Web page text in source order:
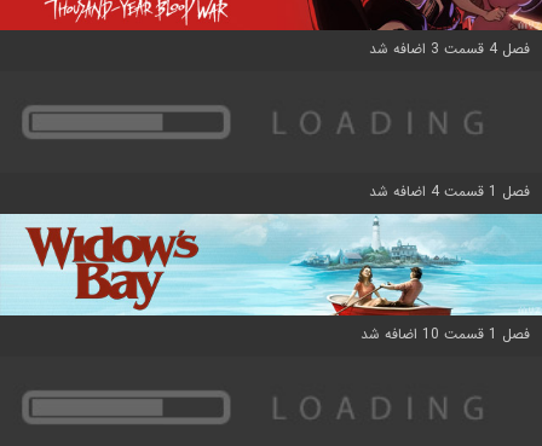
فصل 4 قسمت 3 اضافه شد
فصل 1 قسمت 4 اضافه شد
فصل 1 قسمت 10 اضافه شد